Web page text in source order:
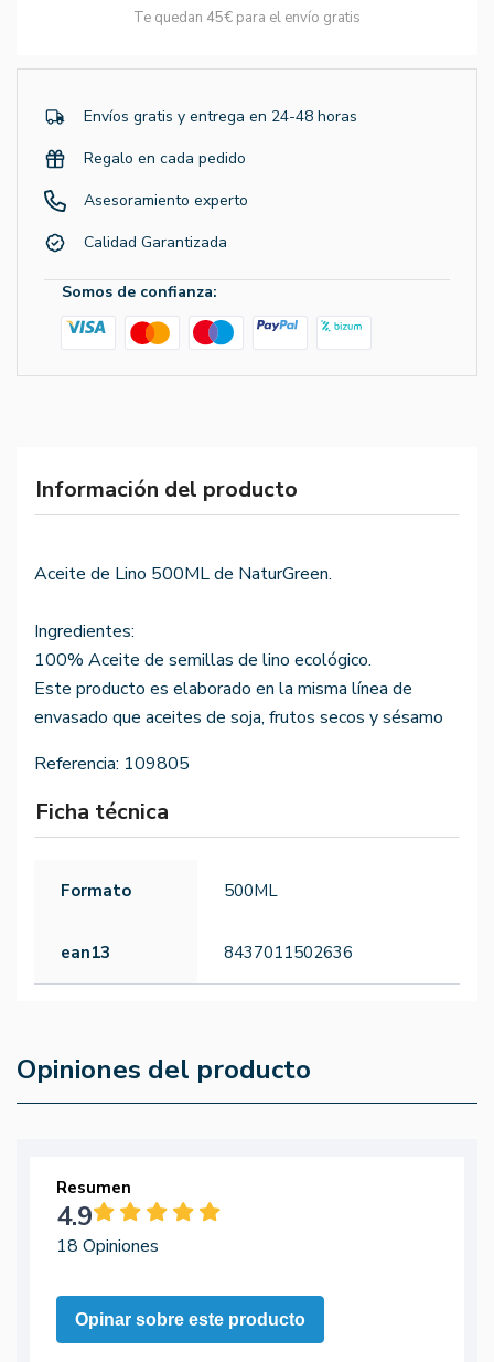
Te quedan 45€ para el envío gratis
Envíos gratis y entrega en 24-48 horas
Regalo en cada pedido
Asesoramiento experto
Calidad Garantizada
Somos de confianza:
Información del producto
Aceite de Lino 500ML de NaturGreen.
Ingredientes:
100% Aceite de semillas de lino ecológico.
Este producto es elaborado en la misma línea de
envasado que aceites de soja, frutos secos y sésamo
Referencia: 109805
Ficha técnica
Formato 500ML
ean13 8437011502636
Opiniones del producto
Resumen
4.9
18 Opiniones
Opinar sobre este producto